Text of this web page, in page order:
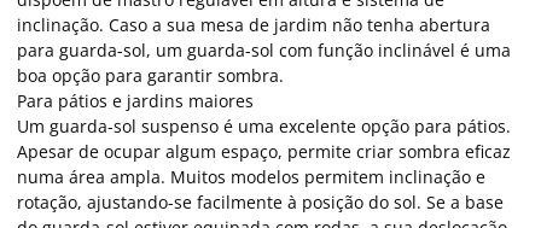
inclinação. Caso a sua mesa de jardim não tenha abertura
para guarda-sol, um guarda-sol com função inclinável é uma
boa opção para garantir sombra.
Para pátios e jardins maiores
Um guarda-sol suspenso é uma excelente opção para pátios.
Apesar de ocupar algum espaço, permite criar sombra eficaz
numa área ampla. Muitos modelos permitem inclinação e
rotação, ajustando-se facilmente à posição do sol. Se a base